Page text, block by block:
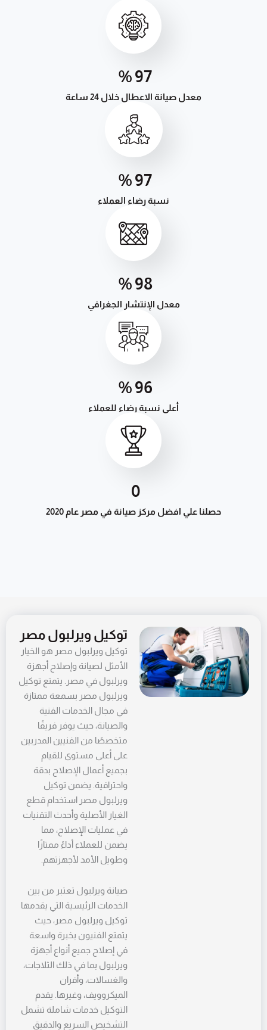
98
%
معدل صيانة الاعطال خلال 24 ساعة
99
%
نسبة رضاء العملاء
99.99
%
معدل الإنتشار الجغرافي
98
%
أعلى نسبة رضاء للعملاء
1
حصلنا علي افضل مركز صيانة في مصر عام 2020
توكيل ويرلبول مصر
توكيل ويرلبول مصر هو الخيار
الأمثل لصيانة وإصلاح أجهزة
ويرلبول في مصر. يتمتع توكيل
ويرلبول مصر بسمعة ممتازة
في مجال الخدمات الفنية
والصيانة، حيث يوفر فريقًا
متخصصًا من الفنيين المدربين
على أعلى مستوى للقيام
بجميع أعمال الإصلاح بدقة
واحترافية. يضمن توكيل
ويرلبول مصر استخدام قطع
الغيار الأصلية وأحدث التقنيات
في عمليات الإصلاح، مما
يضمن للعملاء أداءً ممتازًا
وطويل الأمد لأجهزتهم.
صيانة ويرلبول تعتبر من بين
الخدمات الرئيسية التي يقدمها
توكيل ويرلبول مصر، حيث
يتمتع الفنيون بخبرة واسعة
في إصلاح جميع أنواع أجهزة
ويرلبول بما في ذلك الثلاجات،
والغسالات، وأفران
الميكروويف، وغيرها. يقدم
التوكيل خدمات شاملة تشمل
التشخيص السريع والدقيق